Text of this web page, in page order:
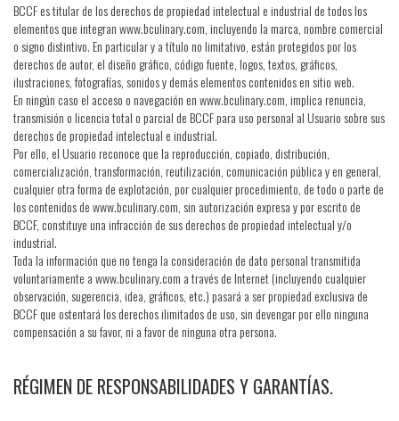
BCCF es titular de los derechos de propiedad intelectual e industrial de todos los
elementos que integran www.bculinary.com, incluyendo la marca, nombre comercial
o signo distintivo. En particular y a título no limitativo, están protegidos por los
derechos de autor, el diseño gráfico, código fuente, logos, textos, gráficos,
ilustraciones, fotografías, sonidos y demás elementos contenidos en sitio web.
En ningún caso el acceso o navegación en www.bculinary.com, implica renuncia,
transmisión o licencia total o parcial de BCCF para uso personal al Usuario sobre sus
derechos de propiedad intelectual e industrial.
Por ello, el Usuario reconoce que la reproducción, copiado, distribución,
comercialización, transformación, reutilización, comunicación pública y en general,
cualquier otra forma de explotación, por cualquier procedimiento, de todo o parte de
los contenidos de www.bculinary.com, sin autorización expresa y por escrito de
BCCF, constituye una infracción de sus derechos de propiedad intelectual y/o
industrial.
Toda la información que no tenga la consideración de dato personal transmitida
voluntariamente a www.bculinary.com a través de Internet (incluyendo cualquier
observación, sugerencia, idea, gráficos, etc.) pasará a ser propiedad exclusiva de
BCCF que ostentará los derechos ilimitados de uso, sin devengar por ello ninguna
compensación a su favor, ni a favor de ninguna otra persona.
RÉGIMEN DE RESPONSABILIDADES Y GARANTÍAS.